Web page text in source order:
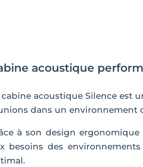
acoustique
cabine acoustique Silence est
dans un environnement
à son design
besoins des